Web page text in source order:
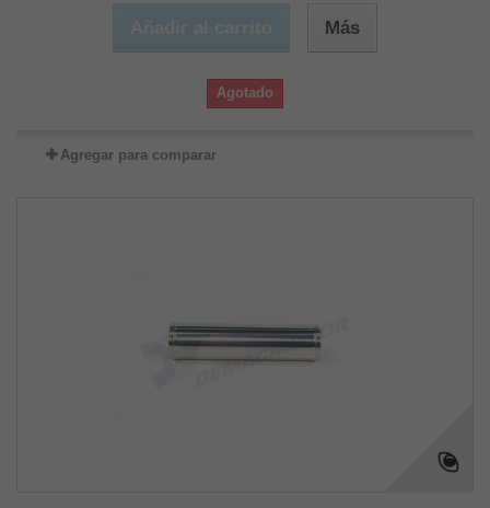
Más
Agotado
Agregar para comparar